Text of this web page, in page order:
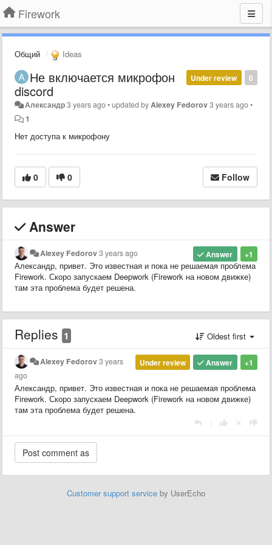
Firework
Общий Ideas
0
Under review
Не включается микрофон
discord
Александр3 years ago•updated by Alexey Fedorov3 years ago•
1
Нет доступа к микрофону
0 0 Follow
Answer
+1
Answer
Alexey Fedorov3 years ago
Александр, привет. Это известная и пока не решаемая проблема
Firework. Скоро запускаем Deepwork (Firework на новом движке)
там эта проблема будет решена.
Replies 1 Oldest first
+1
Answer
Under review
Alexey Fedorov3 years
ago
Александр, привет. Это известная и пока не решаемая проблема
Firework. Скоро запускаем Deepwork (Firework на новом движке)
там эта проблема будет решена.
Customer support service by UserEcho